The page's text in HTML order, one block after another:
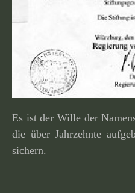
Es ist der Wille der
die über Jahrzehnte
sichern.